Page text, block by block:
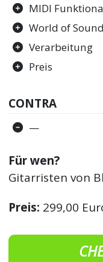
MIDI
World of
Verarbeitung
Preis
CONTRA
—
Für wen?
Gitarristen von
Preis: 299,00